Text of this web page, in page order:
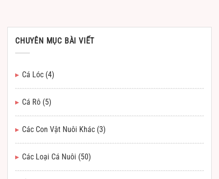
CHUYÊN MỤC BÀI VIẾT
Cá Lóc (4)
Cá Rô (5)
Các Con Vật Nuôi Khác (3)
Các Loại Cá Nuôi (50)